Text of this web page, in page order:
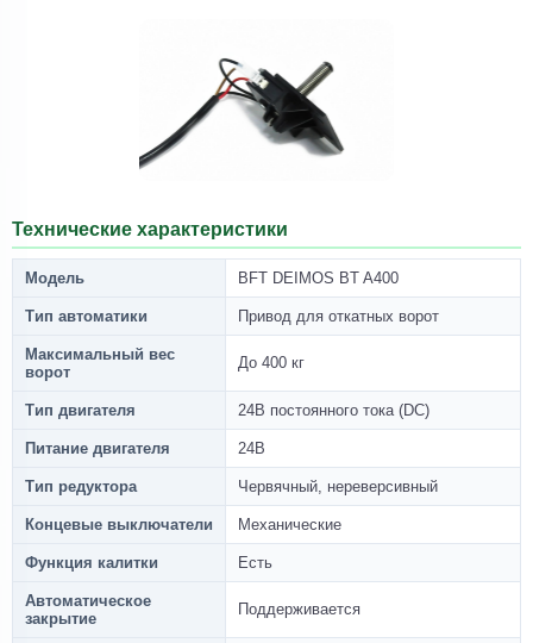
Технические характеристики
Модель BFT DEIMOS BT A400
Тип автоматики Привод для откатных ворот
Максимальный вес
ворот
До 400 кг
Тип двигателя 24В постоянного тока (DC)
Питание двигателя 24В
Тип редуктора Червячный, нереверсивный
Концевые выключатели Механические
Функция калитки Есть
Автоматическое
закрытие
Поддерживается